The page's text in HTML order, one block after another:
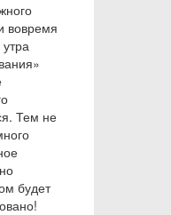
вовремя
Тем не
будет